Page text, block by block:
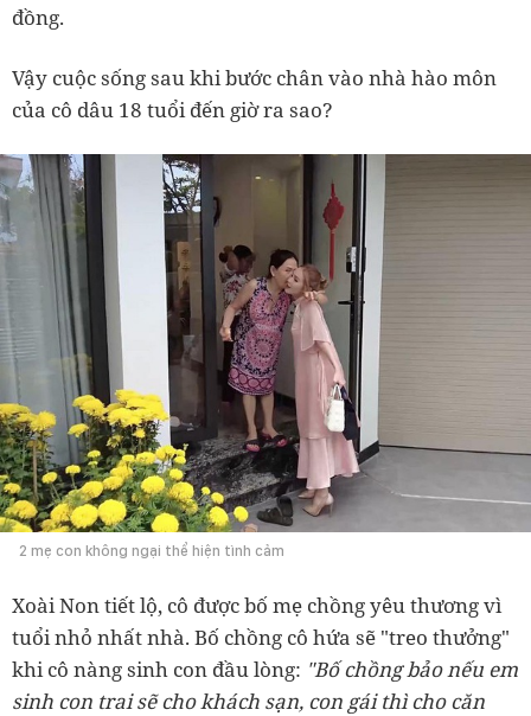
đồng.
Vậy cuộc sống sau khi bước chân vào nhà hào môn
của cô dâu 18 tuổi đến giờ ra sao?
2 mẹ con không ngại thể hiện tình cảm
Xoài Non tiết lộ, cô được bố mẹ chồng yêu thương vì
tuổi nhỏ nhất nhà. Bố chồng cô hứa sẽ "treo thưởng"
khi cô nàng sinh con đầu lòng: "Bố chồng bảo nếu em
sinh con trai sẽ cho khách sạn, con gái thì cho căn